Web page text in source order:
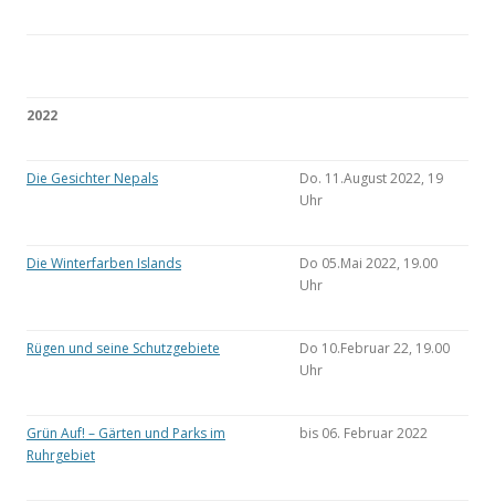
2022
Die Gesichter Nepals
Do. 11.August 2022, 19
Uhr
Die Winterfarben Islands
Do 05.Mai 2022, 19.00
Uhr
Rügen und seine Schutzgebiete
Do 10.Februar 22, 19.00
Uhr
Grün Auf! – Gärten und Parks im
Ruhrgebiet
bis 06. Februar 2022